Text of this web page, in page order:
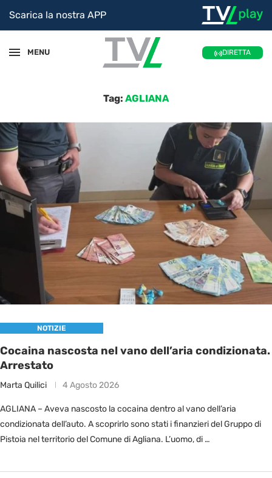
Scarica la nostra APP
MENU DIRETTA
Tag: AGLIANA
NOTIZIE
Cocaina nascosta nel vano dell’aria condizionata.
Arrestato
Marta Quilici 4 Agosto 2026
AGLIANA – Aveva nascosto la cocaina dentro al vano dell’aria
condizionata dell’auto. A scoprirlo sono stati i finanzieri del Gruppo di
Pistoia nel territorio del Comune di Agliana. L’uomo, di …